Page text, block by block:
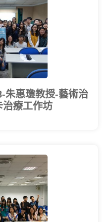
朱惠瓊教授-藝術治
治療工作坊